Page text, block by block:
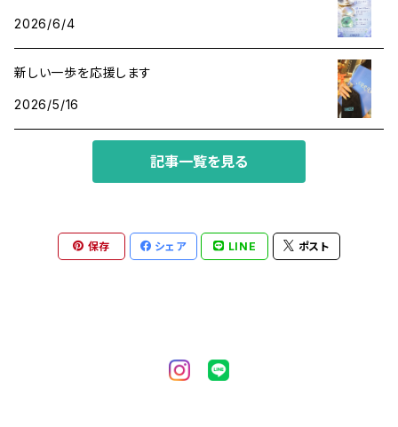
アラゴナイト
2026/6/4
新しい一歩を応援します
2026/5/16
記事一覧を見る
保存 シェア LINE ポスト